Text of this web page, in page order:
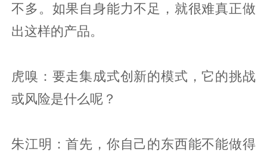
不多。如果自身能力不足，就很难真正做
出这样的产品。
虎嗅：要走集成式创新的模式，它的挑战
或风险是什么呢？
朱江明：首先，你自己的东西能不能做得